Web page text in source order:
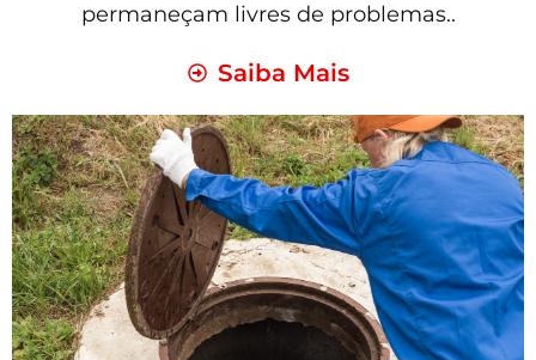
permaneçam livres de problemas..
Saiba Mais